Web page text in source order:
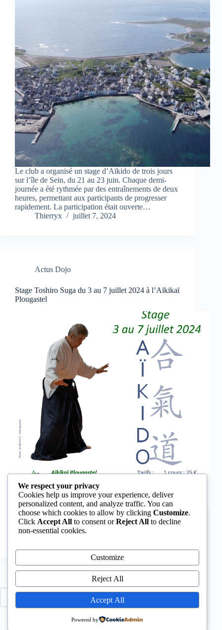
Le club a organisé un stage d’Aïkido de trois jours
sur l’île de Sein, du 21 au 23 juin. Chaque demi-
journée a été rythmée par des entraînements de deux
heures, permettant aux participants de progresser
rapidement. La participation était ouverte…
Thierryx
juillet 7, 2024
Actus Dojo
Stage Toshiro Suga du 3 au 7 juillet 2024 à l’Aïkikaï
Plougastel
L’Aïkaï Plougastel organise un stage avec Toshiro
Suga. Venez nombreux ! Les infos du stage sur cette
affiche.
We respect your privacy
Cookies help us improve your experience, deliver
personalized content, and analyze traffic. You can
choose which cookies to allow by clicking Customize.
Click Accept All to consent orReject All to decline
non-essential cookies.
Customize
Reject All
Accept All
Powered by